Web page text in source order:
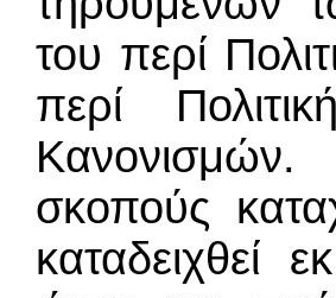
του περί
περί
σκοπούς
καταδειχθεί